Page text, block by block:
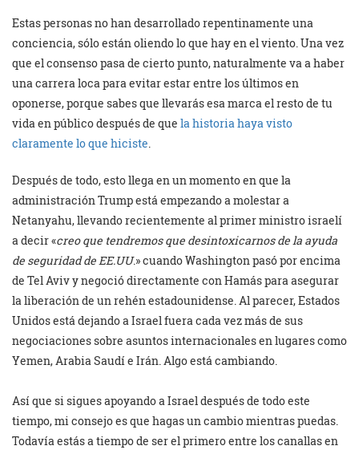
Estas personas no han desarrollado repentinamente una
conciencia, sólo están oliendo lo que hay en el viento. Una vez
que el consenso pasa de cierto punto, naturalmente va a haber
una carrera loca para evitar estar entre los últimos en
oponerse, porque sabes que llevarás esa marca el resto de tu
vida en público después de que la historia haya visto
claramente lo que hiciste.
Después de todo, esto llega en un momento en que la
administración Trump está empezando a molestar a
Netanyahu, llevando recientemente al primer ministro israelí
a decir «creo que tendremos que desintoxicarnos de la ayuda
de seguridad de EE.UU.» cuando Washington pasó por encima
de Tel Aviv y negoció directamente con Hamás para asegurar
la liberación de un rehén estadounidense. Al parecer, Estados
Unidos está dejando a Israel fuera cada vez más de sus
negociaciones sobre asuntos internacionales en lugares como
Yemen, Arabia Saudí e Irán. Algo está cambiando.
Así que si sigues apoyando a Israel después de todo este
tiempo, mi consejo es que hagas un cambio mientras puedas.
Todavía estás a tiempo de ser el primero entre los canallas en